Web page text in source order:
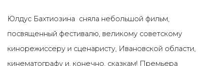
Юлдус Бахтиозина сняла небольшой фильм,
посвященный фестивалю, великому советскому
кинорежиссеру и сценаристу, Ивановской области,
кинематографу и, конечно, сказкам! Премьера